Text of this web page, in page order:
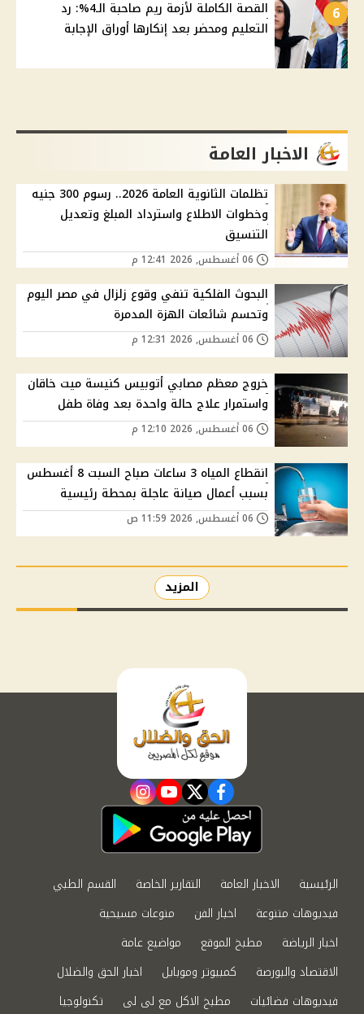
6
القصة الكاملة لأزمة ريم صاحبة الـ4%: رد
التعليم ومحضر بعد إنكارها أوراق الإجابة
الاخبار العامة
تظلمات الثانوية العامة 2026.. رسوم 300 جنيه
وخطوات الاطلاع واسترداد المبلغ وتعديل
التنسيق
البحوث الفلكية تنفي وقوع زلزال في مصر اليوم
وتحسم شائعات الهزة المدمرة
خروج معظم مصابي أتوبيس كنيسة ميت خاقان
واستمرار علاج حالة واحدة بعد وفاة طفل
انقطاع المياه 3 ساعات صباح السبت 8 أغسطس
بسبب أعمال صيانة عاجلة بمحطة رئيسية
المزيد
facebook
twitter
youtube
instagram
الرئيسية الاخبار العامة التقارير الخاصة
القسم الطبي
فيديوهات متنوعة
اخبار الفن
منوعات مسيحية
اخبار الرياضة
مطبخ الموقع
مواضيع عامة
الاقتصاد والبورصة
كمبيوتر وموبايل
اخبار الحق والضلال
فيديوهات فضائيات
مطبخ الاكل مع لى لى تكنولوجيا